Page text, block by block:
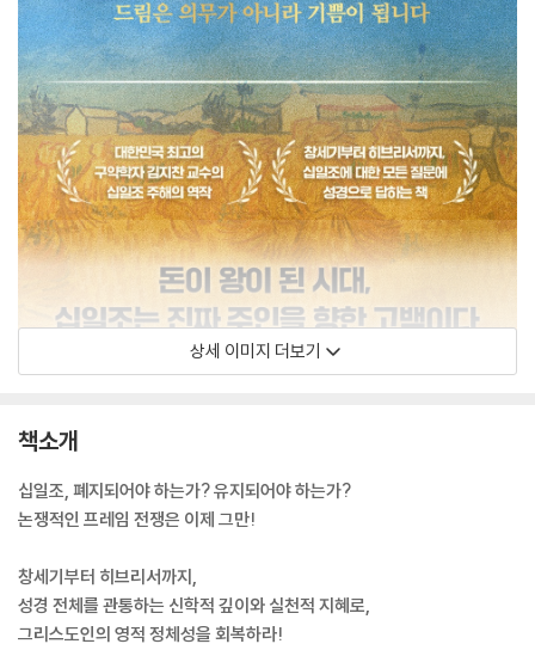
상세 이미지 더보기
책소개
십일조, 폐지되어야 하는가? 유지되어야 하는가?
논쟁적인 프레임 전쟁은 이제 그만!
창세기부터 히브리서까지,
성경 전체를 관통하는 신학적 깊이와 실천적 지혜로,
그리스도인의 영적 정체성을 회복하라!